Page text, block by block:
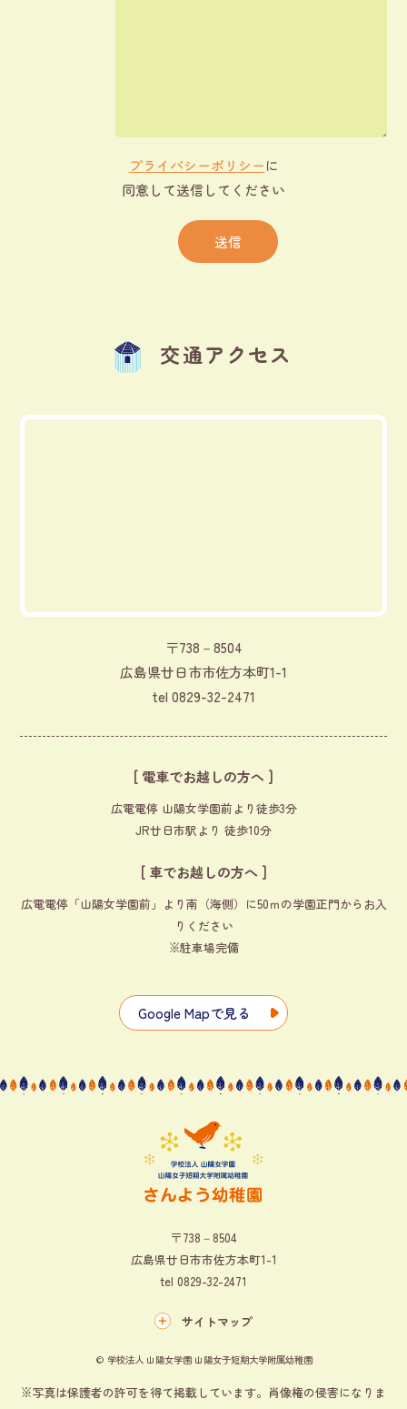
プライバシーポリシーに
同意して送信してください
交通アクセス
〒738－8504
広島県廿日市市佐方本町1-1
tel 0829-32-2471
[ 電車でお越しの方へ ]
広電電停 山陽女学園前より徒歩3分
JR廿日市駅より 徒歩10分
[ 車でお越しの方へ ]
広電電停「山陽女学園前」より南（海側）に50ｍの学園正門からお入
りください
※駐車場完備
Google Mapで見る
〒738－8504
広島県廿日市市佐方本町1-1
tel 0829-32-2471
サイトマップ
© 学校法人 山陽女学園 山陽女子短期大学附属幼稚園
※写真は保護者の許可を得て掲載しています。肖像権の侵害になりま